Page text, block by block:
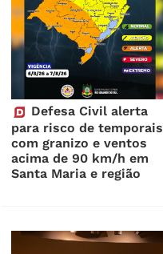
Defesa Civil alerta
para risco de temporais
com granizo e ventos
acima de 90 km/h em
Santa Maria e região